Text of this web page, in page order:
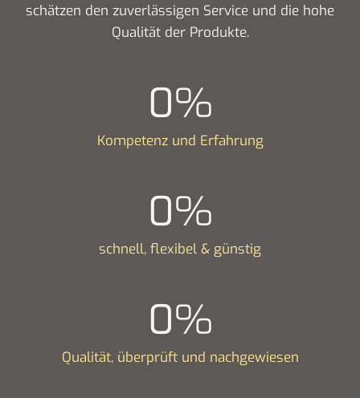
schätzen den zuverlässigen Service und die hohe
Qualität der Produkte.
0%
Kompetenz und Erfahrung
0%
schnell, flexibel & günstig
0%
Qualität, überprüft und nachgewiesen